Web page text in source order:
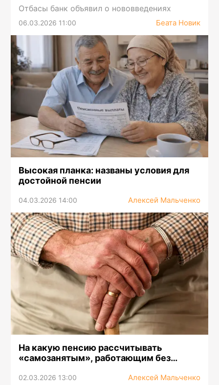
Отбасы банк объявил о нововведениях
06.03.2026 11:00 Беата Новик
Высокая планка: названы условия для
достойной пенсии
04.03.2026 14:00 Алексей Мальченко
На какую пенсию рассчитывать
«самозанятым», работающим без
02.03.2026 13:00 Алексей Мальченко